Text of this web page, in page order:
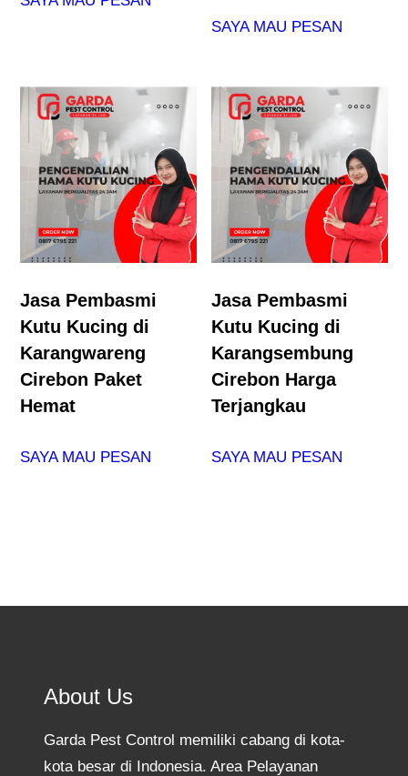
SAYA MAU PESAN
Jasa Pembasmi
Kutu Kucing di
Karangwareng
Cirebon Paket
Hemat
SAYA MAU PESAN
Jasa Pembasmi
Kutu Kucing di
Karangsembung
Cirebon Harga
Terjangkau
SAYA MAU PESAN
About Us
Garda Pest Control memiliki cabang di kota-
kota besar di Indonesia. Area Pelayanan